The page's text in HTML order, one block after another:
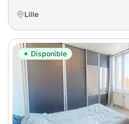
Lille
Disponible